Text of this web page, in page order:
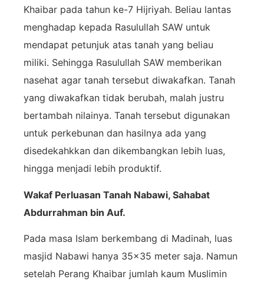
Khaibar pada tahun ke-7 Hijriyah. Beliau lantas
menghadap kepada Rasulullah SAW untuk
mendapat petunjuk atas tanah yang beliau
miliki. Sehingga Rasulullah SAW memberikan
nasehat agar tanah tersebut diwakafkan. Tanah
yang diwakafkan tidak berubah, malah justru
bertambah nilainya. Tanah tersebut digunakan
untuk perkebunan dan hasilnya ada yang
disedekahkkan dan dikembangkan lebih luas,
hingga menjadi lebih produktif.
Wakaf Perluasan Tanah Nabawi, Sahabat
Abdurrahman bin Auf.
Pada masa Islam berkembang di Madinah, luas
masjid Nabawi hanya 35×35 meter saja. Namun
setelah Perang Khaibar jumlah kaum Muslimin